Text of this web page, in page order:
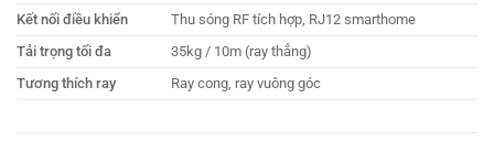
Kết nối điều khiển
Thu sóng RF tích hợp, RJ12 smarthome
Tải trọng tối đa
35kg / 10m (ray thẳng)
Tương thích ray
Ray cong, ray vuông góc